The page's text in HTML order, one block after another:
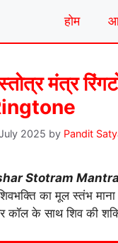
होम
स्तोत्र मंत्र
2025 by Pandit
Stotram
का मूल स्तंभ
कॉल के साथ शिव की